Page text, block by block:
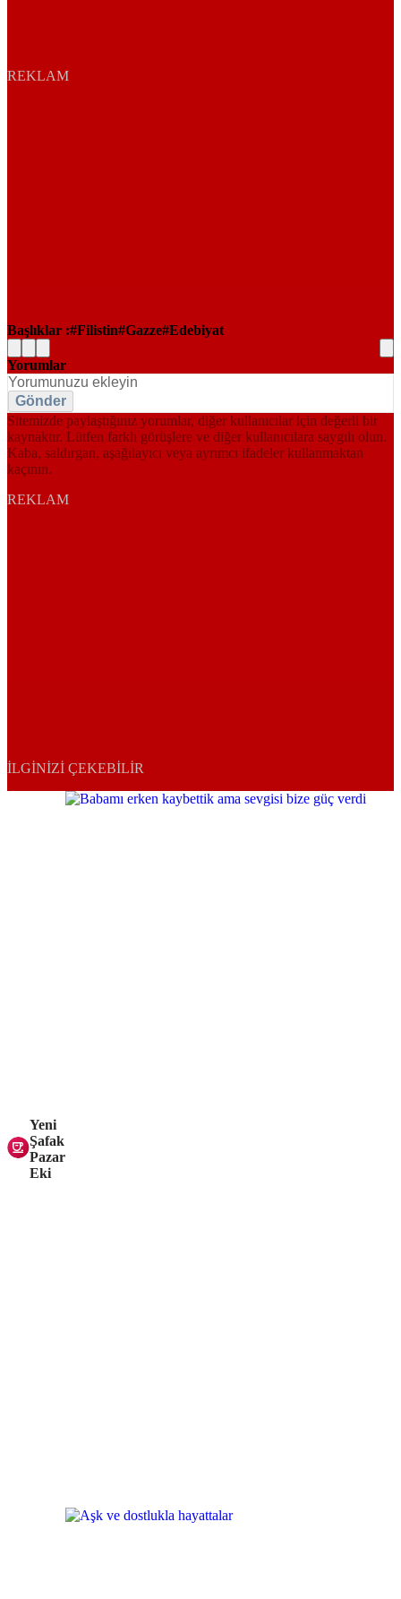
REKLAM
Başlıklar : Filistin Gazze Edebiyat
Yorumlar
Gönder
Sitemizde paylaştığınız yorumlar, diğer kullanıcılar için değerli bir
kaynaktır. Lütfen farklı görüşlere ve diğer kullanıcılara saygılı olun.
Kaba, saldırgan, aşağılayıcı veya ayrımcı ifadeler kullanmaktan
kaçının.
REKLAM
İLGINIZI ÇEKEBILIR
Yeni
Şafak
Pazar
Eki